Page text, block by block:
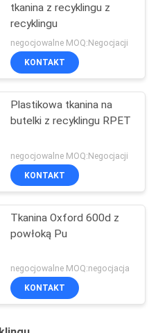
tkanina z recyklingu z
recyklingu
negocjowalne MOQ:Negocjacji
KONTAKT
Plastikowa tkanina na
butelki z recyklingu RPET
negocjowalne MOQ:Negocjacji
KONTAKT
Tkanina Oxford 600d z
powłoką Pu
negocjowalne MOQ:negocjacja
KONTAKT